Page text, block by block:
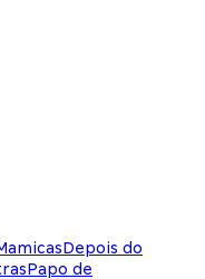
Depois do
Papo de